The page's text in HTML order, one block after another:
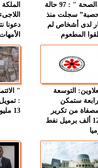
" الصحة " : 97 حالة
سجلت منذ
لدى أشخاص لم
المطعوم
دعونا
التوسعة
ستمكن
من تكرير
120 ألف برميل نفط
"
:
13 مليون دينار